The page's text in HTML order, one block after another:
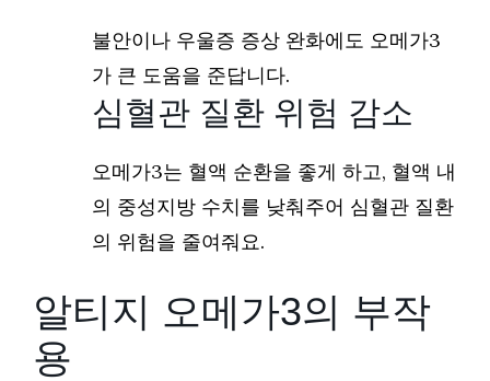
불안이나 우울증 증상 완화에도 오메가3
가 큰 도움을 준답니다.
심혈관 질환 위험 감소
오메가3는 혈액 순환을 좋게 하고, 혈액 내
의 중성지방 수치를 낮춰주어 심혈관 질환
의 위험을 줄여줘요.
알티지 오메가3의 부작
용